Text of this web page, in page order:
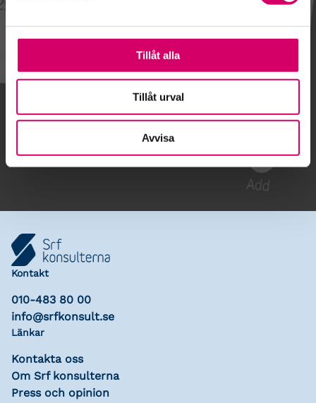
Tillåt alla
Tillåt urval
Avvisa
Lägg till i kalender
Kontakt
010-483 80 00
info@srfkonsult.se
Länkar
Kontakta oss
Om Srf konsulterna
Press och opinion